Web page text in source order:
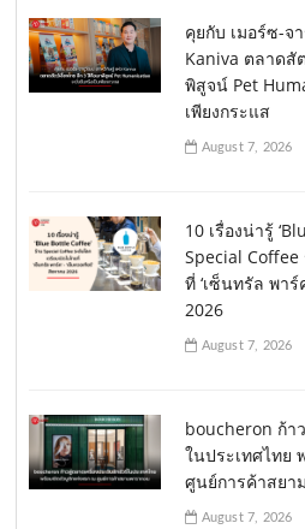
คุยกับ เมอร์ซ-จ
Kaniva ตลาดสั
พิสูจน์ Pet
เพียงกระแส
August 7, 2026
10 เรื่องน่ารู้
Special Coffee
ที่ ‘เซ็นทรัล พาร์
2026
August 7, 2026
boucheron ก้า
ในประเทศไทย
ศูนย์การค้าสยา
August 7, 2026